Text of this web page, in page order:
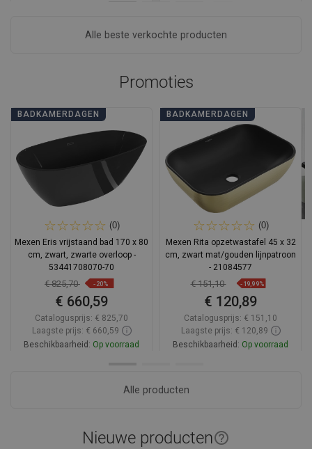
Alle beste verkochte producten
Promoties
BADKAMERDAGEN
(0)
Mexen Eris vrijstaand bad 170 x 80
cm, zwart, zwarte overloop -
53441708070-70
€ 825,70 -20%
€ 660,59
Catalogusprijs: € 825,70
Laagste prijs: € 660,59
Beschikbaarheid: Op voorraad
BADKAMERDAGEN
(0)
Mexen Rita opzetwastafel 45 x 32
cm, zwart mat/gouden lijnpatroon
- 21084577
€ 151,10 -19,99%
€ 120,89
Catalogusprijs: € 151,10
Laagste prijs: € 120,89
Beschikbaarheid: Op voorraad
Alle producten
Nieuwe productenhelp_outline